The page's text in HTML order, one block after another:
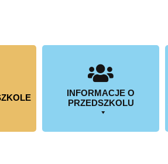
INFORMACJE O
PRZEDSZKOLU